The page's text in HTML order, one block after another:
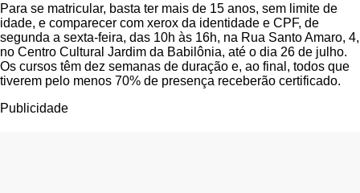
Para se matricular, basta ter mais de 15 anos, sem limite de
idade, e comparecer com xerox da identidade e CPF, de
segunda a sexta-feira, das 10h às 16h, na Rua Santo Amaro, 4,
no Centro Cultural Jardim da Babilônia, até o dia 26 de julho.
Os cursos têm dez semanas de duração e, ao final, todos que
tiverem pelo menos 70% de presença receberão certificado.
Publicidade